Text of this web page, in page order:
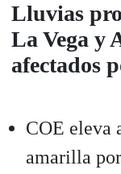
Lluvias
La Vega y
afectados
COE eleva
amarilla